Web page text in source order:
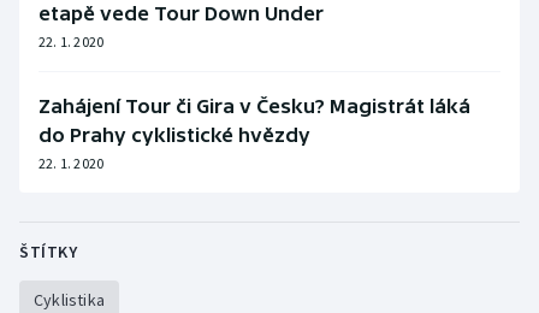
Triatlon
Vodní slalom
Ostatní
etapě vede Tour Down Under
22. 1. 2020
Zahájení Tour či Gira v Česku? Magistrát láká
do Prahy cyklistické hvězdy
22. 1. 2020
ŠTÍTKY
Cyklistika